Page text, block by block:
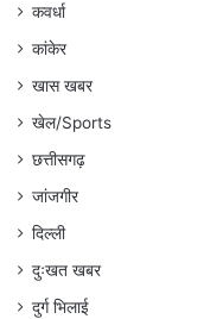
कवर्धा
कांकेर
खास खबर
खेल/Sports
छत्तीसगढ़
जांजगीर
दिल्ली
दुःखत खबर
दुर्ग भिलाई